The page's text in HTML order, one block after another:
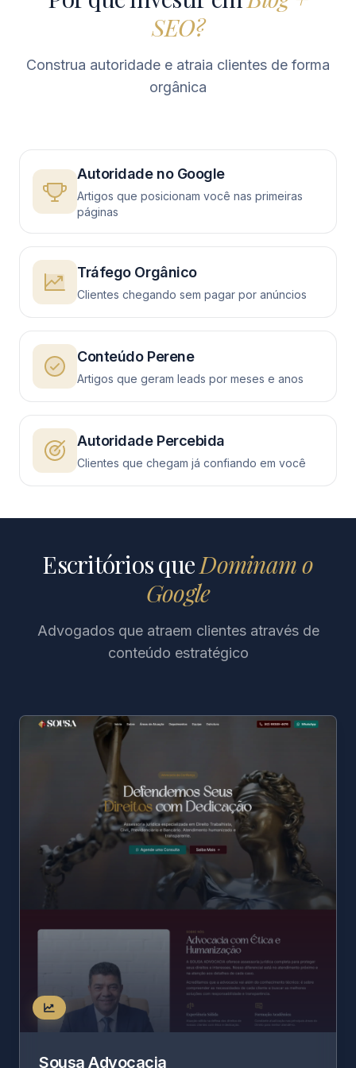
SEO?
Construa autoridade e atraia clientes de forma
orgânica
Autoridade no Google
Artigos que posicionam você nas primeiras
páginas
Tráfego Orgânico
Clientes chegando sem pagar por anúncios
Conteúdo Perene
Artigos que geram leads por meses e anos
Autoridade Percebida
Clientes que chegam já confiando em você
Escritórios queDominam o
Google
Advogados que atraem clientes através de
conteúdo estratégico
Sousa Advocacia